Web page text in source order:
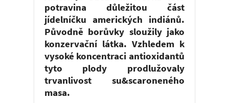
potravina důležitou část
jídelníčku amerických indiánů.
Původně borůvky sloužily jako
konzervační látka. Vzhledem k
vysoké koncentraci antioxidantů
tyto plody prodlužovaly
trvanlivost su&scaroneného
masa.